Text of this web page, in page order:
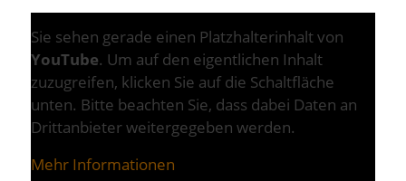
Sie sehen gerade einen Platzhalterinhalt von
YouTube. Um auf den eigentlichen Inhalt
zuzugreifen, klicken Sie auf die Schaltfläche
unten. Bitte beachten Sie, dass dabei Daten an
Drittanbieter weitergegeben werden.
Mehr Informationen